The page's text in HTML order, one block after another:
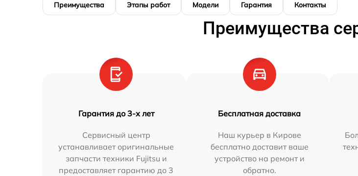
Преимущества Этапы работ Модели Гарантия Контакты
Преимущества
Гарантия до 3-х лет
Сервисный центр
устанавливает оригинальные
запчасти техники Fujitsu и
предоставляет гарантию до 3
Бесплатная доставка
Наш курьер в Кирове
бесплатно доставит ваше
устройство на ремонт и
обратно.